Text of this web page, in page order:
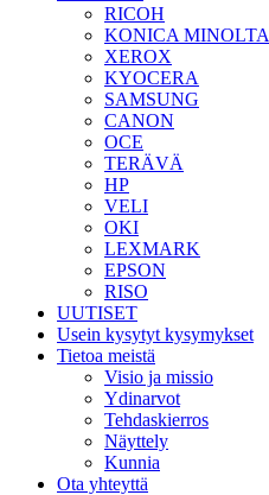
RICOH
KONICA MINOLTA
XEROX
KYOCERA
SAMSUNG
CANON
OCE
TERÄVÄ
HP
VELI
OKI
LEXMARK
EPSON
RISO
UUTISET
Usein kysytyt kysymykset
Tietoa meistä
Visio ja missio
Ydinarvot
Tehdaskierros
Näyttely
Kunnia
Ota yhteyttä